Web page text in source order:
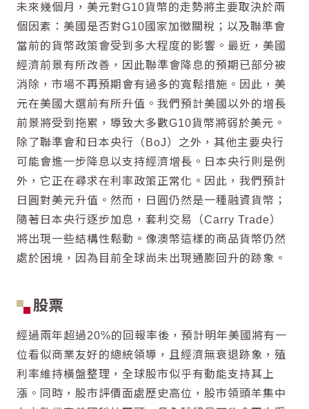
未來幾個月，美元對G10貨幣的走勢將主要取決於兩
個因素：美國是否對G10國家加徵關稅；以及聯準會
當前的貨幣政策會受到多大程度的影響。最近，美國
經濟前景有所改善，因此聯準會降息的預期已部分被
消除，市場不再預期會有過多的寬鬆措施。因此，美
元在美國大選前有所升值。我們預計美國以外的增長
前景將受到拖累，導致大多數G10貨幣將弱於美元。
除了聯準會和日本央行（BoJ）之外，其他主要央行
可能會進一步降息以支持經濟增長。日本央行則是例
外，它正在尋求在利率政策正常化。因此，我們預計
日圓對美元升值。然而，日圓仍然是一種融資貨幣；
隨著日本央行逐步加息，套利交易（Carry Trade）
將出現一些結構性鬆動。像澳幣這樣的商品貨幣仍然
處於困境，因為目前全球尚未出現通膨回升的跡象。
股票
經過兩年超過20%的回報率後，預計明年美國將有一
位看似商業友好的總統領導，且經濟無衰退跡象，殖
利率維持橫盤整理，全球股市似乎有動能支持其上
漲。同時，股市評價面處歷史高位，股市領頭羊集中